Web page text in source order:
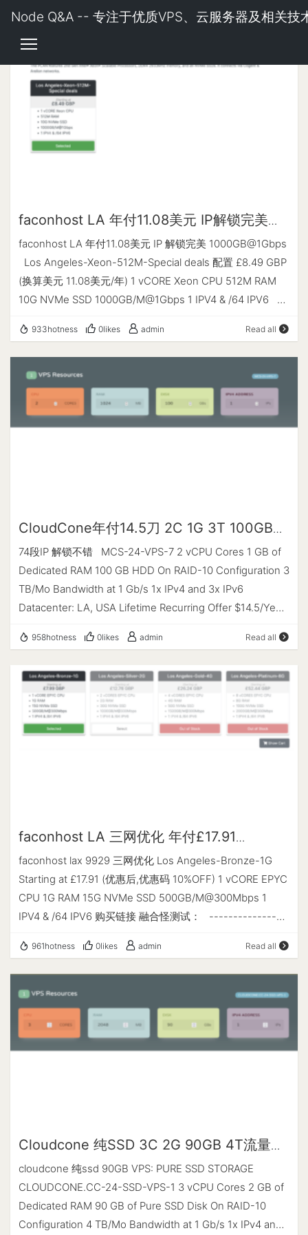
Node Q&A -- 专注于优质VPS、云服务器及相关技
faconhost LA 年付11.08美元 IP解锁完美
1000GB@1Gbps
faconhost LA 年付11.08美元 IP 解锁完美 1000GB@1Gbps
Los Angeles-Xeon-512M-Special deals 配置 £8.49 GBP
(换算美元 11.08美元/年) 1 vCORE Xeon CPU 512M RAM
10G NVMe SSD 1000GB/M@1Gbps 1 IPV4 & /64 IPV6 购
By spiritlhl ---------------------- 测评频道:
https://t.me/vps_reviews VPS融合怪版本：2024.08.29
Shell项目地址：https://github.com/spiritLHLS/ecs Go项目
地址：https://github.com/oneclickvirt/ecs --------------
---- checking speedtest CPU 型号 : Montage Jintide(R)
swap file detected ] 硬盘空间 : 1.90 GiB / 9.82 GiB 启动盘
载 : 0.00, 0.00, 0.00 系统 : Debian GNU/Linux 12
(bookworm) (x86_64) 架构 : x86_64 (64 Bit) 内核 : 6.1.0-
9-amd64 TCP加速方式 : cubic 虚拟化架构 : KVM IPV4
ASN : AS8796 FASTNET DATA INC IPV4 位置 : Los
Angeles / California / US IPV6 ASN : AS8796 Fastnet
Data IPV6 位置 : Los Angeles / California / United States
IPV6 子网掩码 : 64 ----------------------CPU测试--通过
sysbench测试------------------------- -> CPU 测试中
(Fast Mode, 1-Pass @ 5sec) 1 线程测试(单核)得分: 996
Scores ---------------------内存测试--感谢lemonbench
度 读速度 100MB-4K Block 48.7 MB/s (11.88 IOPS, 2.16s))
23.2 MB/s (5657 IOPS, 4.52s) 1GB-1M Block 1.9 GB/s
(1771 IOPS, 0.56s) 2.1 GB/s (1989 IOPS, 0.50s) ----------
-----------磁盘fio读写测试--感谢yabs开源--------------
-------- Block Size | 4k (IOPS) | 64k (IOPS) ------ | --- --
933hotness 0likes admin Read all
CloudCone年付14.5刀 2C 1G 3T 100GB
HDD
74段IP 解锁不错 MCS-24-VPS-7 2 vCPU Cores 1 GB of
Dedicated RAM 100 GB HDD On RAID-10 Configuration 3
TB/Mo Bandwidth at 1 Gb/s 1x IPv4 and 3x IPv6
Datacenter: LA, USA Lifetime Recurring Offer $14.5/Year
Dedicated RAM 200 GB HDD On RAID-10 Configuration
Datacenter: LA, USA Lifetime Recurring Offer $25.5/Year
购买直达 --------------------- A Bench Script By
spiritlhl ---------------------- 测评频道:
https://t.me/vps_reviews VPS融合怪版本：
NAT Type being detected ...... CPU 型号 : Intel(R)
CPU 频率 : 2699.998 MHz CPU 缓存 : L1:
32.00 KB / L2: 256.00 KB / L3: 30.00 MB AES-NI指令集
: ✔ Enabled VM-x/AMD-V支持 : ❌ Disabled 内存
: 124.22 MiB / 960.78 MiB Swap : 0 KiB /
1022.98 MiB 硬盘空间 : 1.29 GiB / 97.32 GiB 启动盘
路径 : /dev/vda1 系统在线时间 : 0 days, 0 hour 7
GNU/Linux 12 (bookworm) (x86_64) 架构 : x86_64
(64 Bit) 内核 …
958hotness 0likes admin Read all
faconhost LA 三网优化 年付£17.91
500GB@300Mbps 测评
faconhost lax 9929 三网优化 Los Angeles-Bronze-1G
Starting at £17.91 (优惠后,优惠码 10%OFF) 1 vCORE EPYC
CPU 1G RAM 15G NVMe SSD 500GB/M@300Mbps 1
IPV4 & /64 IPV6 购买链接 融合怪测试： ----------------
评频道: https://t.me/vps_reviews VPS融合怪版本：
2024.08.29 Shell项目地址：
https://github.com/spiritLHLS/ecs Go项目地址：
https://github.com/oneclickvirt/ecs ---------------------
基础信息查询--感谢所有开源项目---------------------
or swap file detected ] 硬盘空间 : 1.93 GiB / 14.82 GiB 启
负载 : 0.49, 0.34, 0.14 系统 : Debian GNU/Linux 12
(bookworm) (x86_64) 架构 : x86_64 (64 Bit) 内核 : 6.1.0-
9-amd64 TCP加速方式 : cubic 虚拟化架构 : KVM IPV4
ASN : AS8796 FASTNET DATA INC IPV4 位置 : Los
961hotness 0likes admin Read all
Cloudcone 纯SSD 3C 2G 90GB 4T流量
18.99$/year 融合怪测试
cloudcone 纯ssd 90GB VPS: PURE SSD STORAGE
CLOUDCONE.CC-24-SSD-VPS-1 3 vCPU Cores 2 GB of
Dedicated RAM 90 GB of Pure SSD Disk On RAID-10
Configuration 4 TB/Mo Bandwidth at 1 Gb/s 1x IPv4 and